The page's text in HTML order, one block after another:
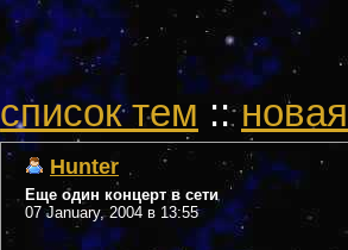
cписок тем ::
Hunter
Еще один концерт в сети
07 January, 2004 в 13:55